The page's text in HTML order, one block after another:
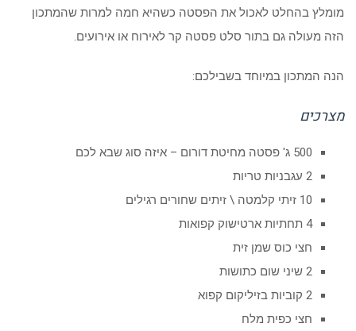
מומלץ בהחלט לאכול את הפסטה כשהיא חמה למרות שהמתכון
הזה מעולה גם בתור סלט פסטה קר לאירוח או אירועים.
הנה המתכון במיוחד בשבילכם:
מצרכים
500 ג' פסטה מחיטת דורום – איזה סוג שבא לכם
2 עגבניות טריות
10 זיתי קלמטה \ זיתים שחורים רגילים
4 תחתיות ארטישוק קפואות
חצי כוס שמן זית
2 שיני שום כתושות
2 קוביות בזיליקום קפוא
חצי כפית מלח